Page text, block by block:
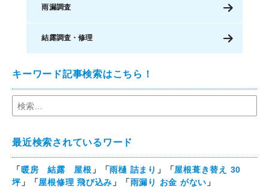
雨漏調査
結露調査・修理
キーワード記事検索はこちら！
最近検索されているワード
「暖房 結露 屋根 」「雨樋 詰まり 」「屋根葺き替え 30
坪」「屋根修理 飛び込み 」「雨漏り お金 がない 」